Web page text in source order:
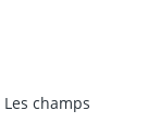
Les champs